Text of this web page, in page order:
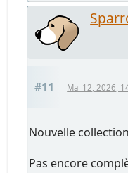
#11 Mai 12, 2026,
Nouvelle
Pas encore